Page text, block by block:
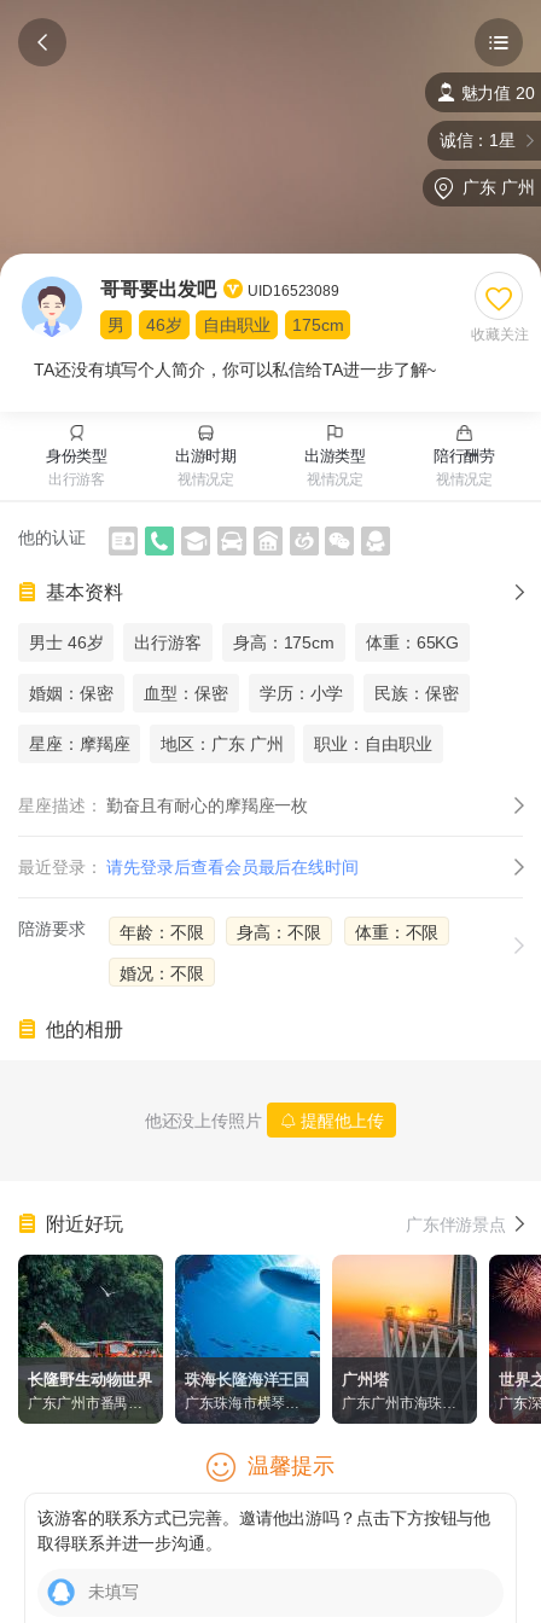
魅力值 20
诚信：1星
广东 广州
哥哥要出发吧 UID16523089
收藏关注
男 46岁 自由职业 175cm
TA还没有填写个人简介，你可以私信给TA进一步了解~
身份类型
出行游客
出游时期
视情况定
出游类型
视情况定
陪行酬劳
视情况定
他的认证
基本资料
男士 46岁 出行游客 身高：175cm 体重：65KG
婚姻：保密 血型：保密 学历：小学 民族：保密
星座：摩羯座 地区：广东 广州 职业：自由职业
星座描述： 勤奋且有耐心的摩羯座一枚
最近登录： 请先登录后查看会员最后在线时间
陪游要求 年龄：不限 身高：不限 体重：不限
婚况：不限
他的相册
他还没上传照片 提醒他上传
附近好玩 广东伴游景点
长隆野生动物世界
广东广州市番禺区
大石镇105国道大石
珠海长隆海洋王国
广东珠海市横琴新
区富祥湾珠海长隆
广州塔
广东广州市海珠区
阅江西路222号
世界
广东
华侨
温馨提示
该游客的联系方式已完善。邀请他出游吗？点击下方按钮与他
取得联系并进一步沟通。
未填写